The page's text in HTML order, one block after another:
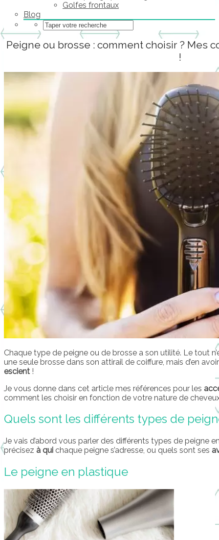
Golfes frontaux
Blog
Peigne ou brosse : comment choisir ? Mes
!
Chaque type de peigne ou de brosse a son utilité. Le tout
une seule brosse dans son attirail de coiffure, mais d’en
escient !
Je vous donne dans cet article mes références pour les
comment les choisir en fonction de votre nature de
Quels sont les différents types de
Je vais d’abord vous parler des différents types de peigne
précisez à qui chaque peigne s’adresse, ou quels sont ses
Le peigne en plastique